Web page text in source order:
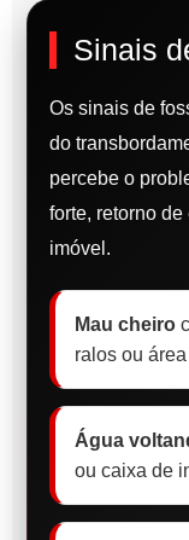
Sinais
Os sinais de
do
percebe o
forte, retorno
imóvel.
Mau cheiro
ralos ou
Água
ou caixa de